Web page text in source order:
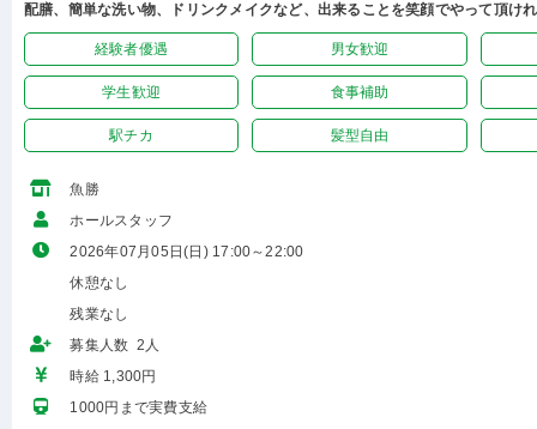
配膳、簡単な洗い物、ドリンクメイクなど、出来ることを笑顔でやって頂け
経験者優遇 男女歓迎
学生歓迎 食事補助
駅チカ 髪型自由
魚勝
ホールスタッフ
2026年07月05日(日) 17:00～22:00
休憩なし
残業なし
募集人数 2人
時給 1,300円
1000円まで実費支給